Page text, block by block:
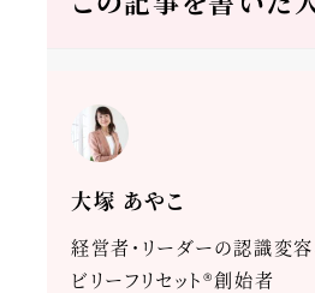
大塚 あやこ
経営者・リーダーの認識変容
ビリーフリセット®創始者